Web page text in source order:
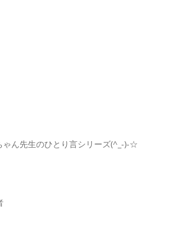
ゃん先生のひとり言シリーズ(^_-)-☆